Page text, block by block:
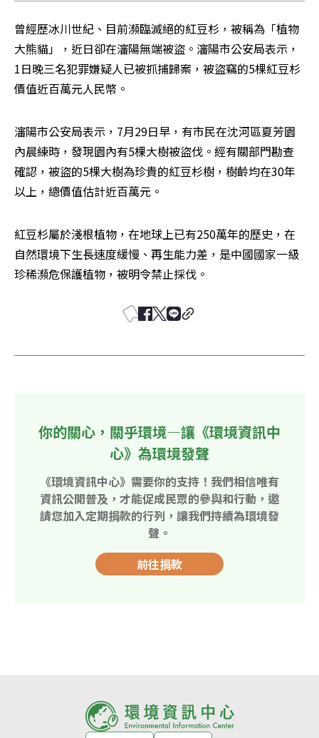
曾經歷冰川世紀、目前瀕臨滅絕的紅豆杉，被稱為「植物
大熊貓」，近日卻在瀋陽無端被盜。瀋陽市公安局表示，
1日晚三名犯罪嫌疑人已被抓捕歸案，被盜竊的5棵紅豆杉
價值近百萬元人民幣。
瀋陽市公安局表示，7月29日早，有市民在沈河區夏芳園
內晨練時，發現園內有5棵大樹被盜伐。經有關部門勘查
確認，被盜的5棵大樹為珍貴的紅豆杉樹，樹齡均在30年
以上，總價值估計近百萬元。
紅豆杉屬於淺根植物，在地球上已有250萬年的歷史，在
自然環境下生長速度緩慢、再生能力差，是中國國家一級
珍稀瀕危保護植物，被明令禁止採伐。
你的關心，關乎環境—讓《環境資訊中
心》為環境發聲
《環境資訊中心》需要你的支持！我們相信唯有
資訊公開普及，才能促成民眾的參與和行動，邀
請您加入定期捐款的行列，讓我們持續為環境發
聲。
前往捐款